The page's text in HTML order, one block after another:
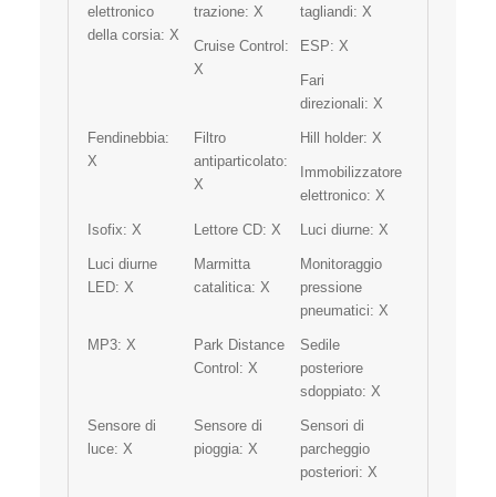
elettronico
della corsia: X
trazione: X
tagliandi: X
Cruise Control:
X
ESP: X
Fari
direzionali: X
Fendinebbia:
X
Filtro
antiparticolato:
X
Hill holder: X
Immobilizzatore
elettronico: X
Isofix: X Lettore CD: X Luci diurne: X
Luci diurne
LED: X
Marmitta
catalitica: X
Monitoraggio
pressione
pneumatici: X
MP3: X
Park Distance
Control: X
Sedile
posteriore
sdoppiato: X
Sensore di
luce: X
Sensore di
pioggia: X
Sensori di
parcheggio
posteriori: X